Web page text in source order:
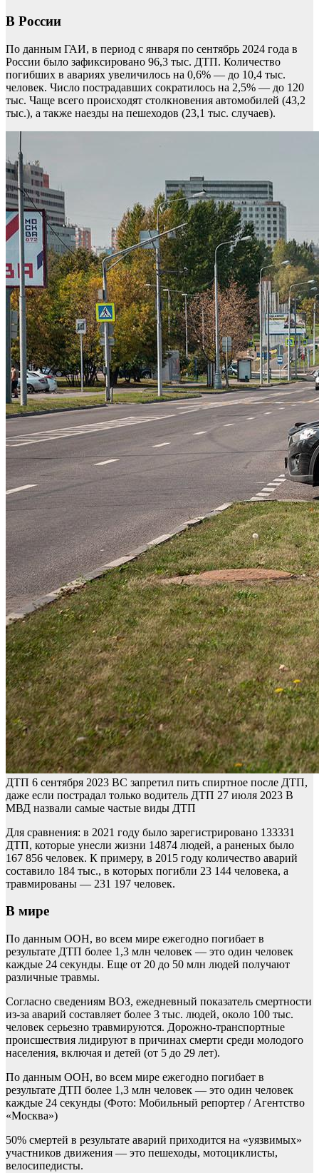
В России
По данным ГАИ, в период с января по сентябрь 2024 года в
России было зафиксировано 96,3 тыс. ДТП. Количество
погибших в авариях увеличилось на 0,6% — до 10,4 тыс.
человек. Число пострадавших сократилось на 2,5% — до 120
тыс. Чаще всего происходят столкновения автомобилей (43,2
тыс.), а также наезды на пешеходов (23,1 тыс. случаев).
ДТП 6 сентября 2023 ВС запретил пить спиртное после ДТП,
даже если пострадал только водитель ДТП 27 июля 2023 В
МВД назвали самые частые виды ДТП
Для сравнения: в 2021 году было зарегистрировано 133331
ДТП, которые унесли жизни 14874 людей, а раненых было
167 856 человек. К примеру, в 2015 году количество аварий
составило 184 тыс., в которых погибли 23 144 человека, а
травмированы — 231 197 человек.
В мире
По данным ООН, во всем мире ежегодно погибает в
результате ДТП более 1,3 млн человек — это один человек
каждые 24 секунды. Еще от 20 до 50 млн людей получают
различные травмы.
Согласно сведениям ВОЗ, ежедневный показатель смертности
из-за аварий составляет более 3 тыс. людей, около 100 тыс.
человек серьезно травмируются. Дорожно-транспортные
происшествия лидируют в причинах смерти среди молодого
населения, включая и детей (от 5 до 29 лет).
По данным ООН, во всем мире ежегодно погибает в
результате ДТП более 1,3 млн человек — это один человек
каждые 24 секунды (Фото: Мобильный репортер / Агентство
«Москва»)
50% смертей в результате аварий приходится на «уязвимых»
участников движения — это пешеходы, мотоциклисты,
велосипедисты.